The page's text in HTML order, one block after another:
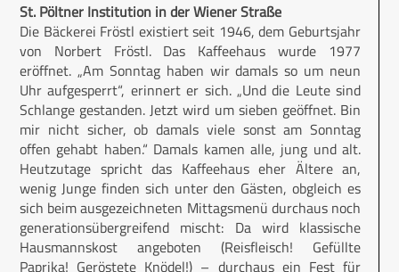
St. Pöltner Institution in der Wiener Straße
Die Bäckerei Fröstl existiert seit 1946, dem Geburtsjahr
von Norbert Fröstl. Das Kaffeehaus wurde 1977
eröffnet. „Am Sonntag haben wir damals so um neun
Uhr aufgesperrt“, erinnert er sich. „Und die Leute sind
Schlange gestanden. Jetzt wird um sieben geöffnet. Bin
mir nicht sicher, ob damals viele sonst am Sonntag
offen gehabt haben.“ Damals kamen alle, jung und alt.
Heutzutage spricht das Kaffeehaus eher Ältere an,
wenig Junge finden sich unter den Gästen, obgleich es
sich beim ausgezeichneten Mittagsmenü durchaus noch
generationsübergreifend mischt: Da wird klassische
Hausmannskost angeboten (Reisfleisch! Gefüllte
Paprika! Geröstete Knödel!) – durchaus ein Fest für